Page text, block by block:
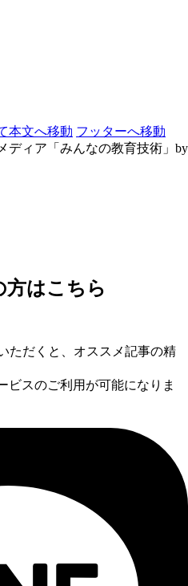
本文へ移動 フッターへ移動
ディア「みんなの教育技術」by
方はこちら
ただくと、オススメ記事の精
ビスのご利用が可能になりま